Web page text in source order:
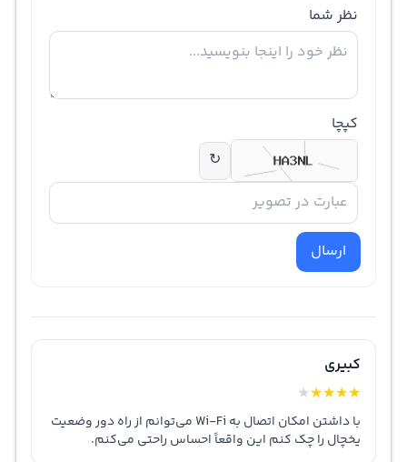
نظر شما
کپچا
↻
ارسال
کبیری
★
★
★
★
★
با داشتن امکان اتصال به Wi-Fi می‌توانم از راه دور وضعیت
یخچال را چک کنم این واقعاً احساس راحتی می‌کنم.